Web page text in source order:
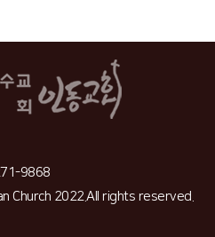
9868
Church 2022.All rights reserved.